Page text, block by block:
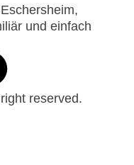
und einfach
reserved.